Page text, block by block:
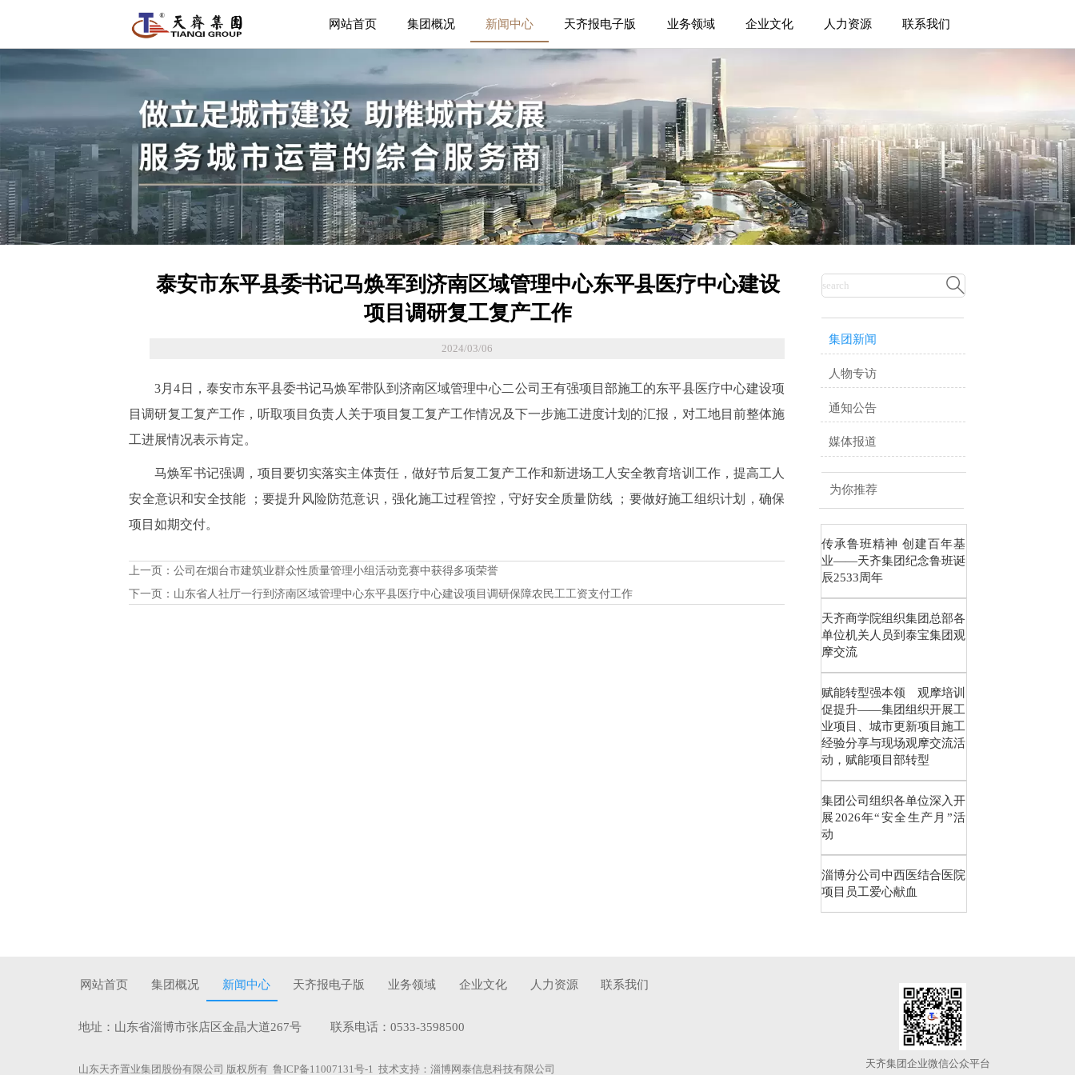
网站首页 集团概况 新闻中心 天齐报电子版 业务领域 企业文化 人力资源 联系我们
泰安市东平县委书记马焕军到济南区域管理中心东平县医疗中心建设
项目调研复工复产工作
2024/03/06
3月4日，泰安市东平县委书记马焕军带队到济南区域管理中心二公司王有强项目部施工的东平县医疗中心建设项
目调研复工复产工作，听取项目负责人关于项目复工复产工作情况及下一步施工进度计划的汇报，对工地目前整体施
工进展情况表示肯定。
马焕军书记强调，项目要切实落实主体责任，做好节后复工复产工作和新进场工人安全教育培训工作，提高工人
安全意识和安全技能 ；要提升风险防范意识，强化施工过程管控，守好安全质量防线 ；要做好施工组织计划，确保
项目如期交付。
上一页：公司在烟台市建筑业群众性质量管理小组活动竞赛中获得多项荣誉
下一页： 山东省人社厅一行到济南区域管理中心东平县医疗中心建设项目调研保障农民工工资支付工作

集团新闻
人物专访
通知公告
媒体报道
为你推荐
传承鲁班精神 创建百年基
业——天齐集团纪念鲁班诞
辰2533周年
天齐商学院组织集团总部各
单位机关人员到泰宝集团观
摩交流
赋能转型强本领 观摩培训
促提升——集团组织开展工
业项目、城市更新项目施工
经验分享与现场观摩交流活
动，赋能项目部转型
集团公司组织各单位深入开
展2026年“安全生产月”活
动
淄博分公司中西医结合医院
项目员工爱心献血
网站首页 集团概况 新闻中心 天齐报电子版 业务领域 企业文化 人力资源 联系我们
地址：山东省淄博市张店区金晶大道267号 联系电话：0533-3598500
山东天齐置业集团股份有限公司 版权所有 鲁ICP备11007131号-1 技术支持： 淄博网泰信息科技有限公司 天齐集团企业微信公众平台